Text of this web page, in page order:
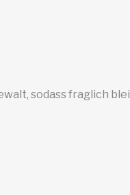
sodass fraglich